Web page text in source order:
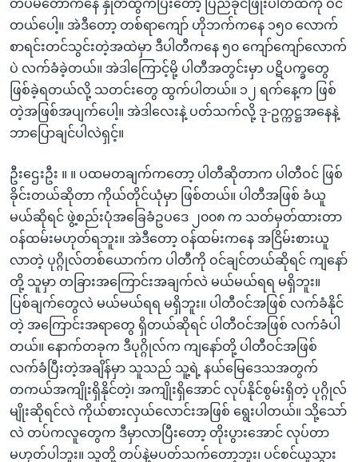
တပ်မတော်ကနေ နှုတ်ထွက်ပြီးတော့ ပြည်ခိုင်ဖြိုးပါတီထဲကို ဝင်
တယ်ပေါ့။ အဲဒီတော့ တစ်ရာကျော် ဟိုဘက်ကနေ ၁၅၀ လောက်
စာရင်းတင်သွင်းတဲ့အထဲမှာ ဒီပါတီကနေ ၅၀ ကျော်ကျော်လောက်
ပဲ လက်ခံခဲ့တယ်။ အဲဒါကြောင့်မို့ ပါတီအတွင်းမှာ ပဋိပက္ခတွေ
ဖြစ်ခဲ့ရတယ်လို့ သတင်းတွေ ထွက်ပါတယ်။ ၁၂ ရက်နေ့က ဖြစ်
တဲ့အဖြစ်အပျက်ပေါ့။ အဲဒါလေးနဲ့ ပတ်သက်လို့ ဒု-ဥက္ကဋ္ဌအနေနဲ့
ဘာပြောချင်ပါလဲရှင့်။
ဦးဌေးဦး ။ ။ ပထမတချက်ကတော့ ပါတီဆိုတာက ပါတီဝင် ဖြစ်
ခိုင်းတယ်ဆိုတာ ကိုယ်တိုင်ယုံမှာ ဖြစ်တယ်။ ပါတီအဖြစ် ခံယူ
မယ်ဆိုရင် ဖွဲ့စည်းပုံအခြေခံဥပဒေ ၂၀၀၈ က သတ်မှတ်ထားတာ
ဝန်ထမ်းမဟုတ်ရဘူး။ အဲဒီတော့ ဝန်ထမ်းကနေ အငြိမ်းစားယူ
လာတဲ့ ပုဂ္ဂိုလ်တစ်ယောက်က ပါတီကို ဝင်ချင်တယ်ဆိုရင် ကျနော်
တို့ သူမှာ တခြားအကြောင်းအချက်လဲ မယ်မယ်ရရ မရှိဘူး။
ပြစ်ချက်တွေလဲ မယ်မယ်ရရ မရှိဘူး။ ပါတီဝင်အဖြစ် လက်ခံနိုင်
တဲ့ အကြောင်းအရာတွေ ရှိတယ်ဆိုရင် ပါတီဝင်အဖြစ် လက်ခံပါ
တယ်။ နောက်တခုက ဒီပုဂ္ဂိုလ်က ကျနော်တို့ ပါတီဝင်အဖြစ်
လက်ခံပြီးတဲ့အချိန်မှာ သူသည် သူ့ရဲ့ နယ်မြေဒေသအတွက်
တကယ်အကျိုးရှိနိုင်တဲ့၊ အကျိုးရှိအောင် လုပ်နိုင်စွမ်းရှိတဲ့ ပုဂ္ဂိုလ်
မျိုးဆိုရင်လဲ ကိုယ်စားလှယ်လောင်းအဖြစ် ရွေးပါတယ်။ သို့သော်
လဲ တပ်ကလူတွေက ဒီမှာလာပြီးတော့ တိုးပွားအောင် လုပ်တာ
မဟုတ်ပါဘူး။ သူတို့ တပ်နဲ့မပတ်သက်တော့ဘူး၊ ပင်စင်ယူသွား